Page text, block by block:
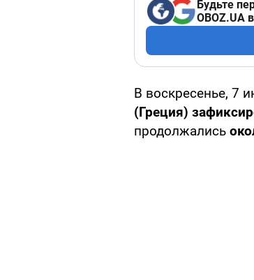
Будьте
OBOZ.UA
В воскресенье, 7
(Греция)
продолжались